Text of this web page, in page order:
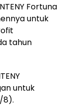
Fortuna
untuk
tahun
untuk
8).